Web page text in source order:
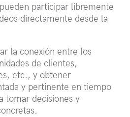
participar libremente
directamente desde la
la conexión entre los
de clientes,
etc., y obtener
y pertinente en tiempo
tomar decisiones y